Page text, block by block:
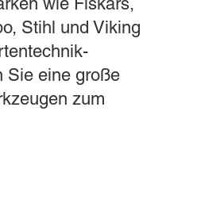
Stihl und Viking
Sie eine große
zum